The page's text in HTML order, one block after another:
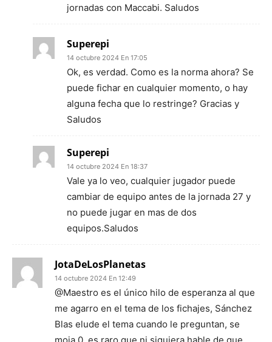
jornadas con Maccabi. Saludos
Superepi
14 octubre 2024 En 17:05
Ok, es verdad. Como es la norma ahora? Se
puede fichar en cualquier momento, o hay
alguna fecha que lo restringe? Gracias y
Saludos
Superepi
14 octubre 2024 En 18:37
Vale ya lo veo, cualquier jugador puede
cambiar de equipo antes de la jornada 27 y
no puede jugar en mas de dos
equipos.Saludos
JotaDeLosPlanetas
14 octubre 2024 En 12:49
@Maestro es el único hilo de esperanza al que
me agarro en el tema de los fichajes, Sánchez
Blas elude el tema cuando le preguntan, se